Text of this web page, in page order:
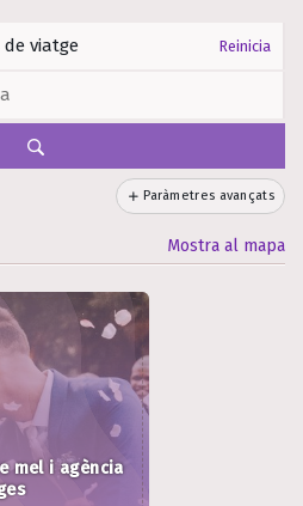
Reinicia
Paràmetres avançats
Mostra al mapa
mel i agència